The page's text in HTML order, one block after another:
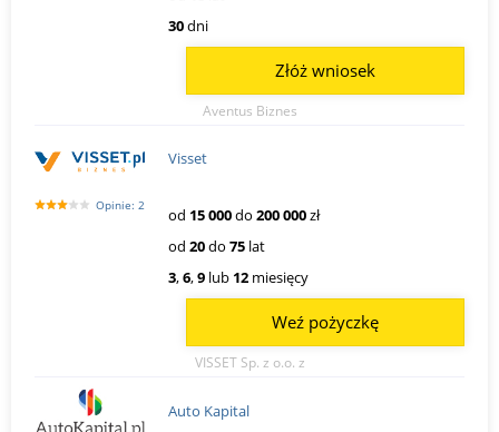
30dni
Aventus Biznes
Złóż wniosek
Opinie: 2
Visset
od 15 000do 200 000zł
od 20do 75 lat
3,6,9 lub 12 miesięcy
VISSET Sp. z o.o. z
Weź pożyczkę
Auto Kapital